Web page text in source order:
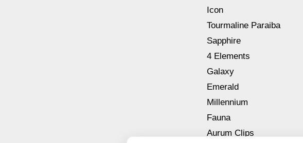
Icon
Tourmaline Paraiba
Sapphire
4 Elements
Galaxy
Emerald
Millennium
Fauna
Aurum Clips